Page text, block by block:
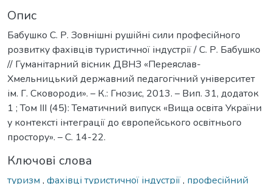
Опис
Бабушко С. Р. Зовнішні рушійні сили професійного
розвитку фахівців туристичної індустрії / С. Р. Бабушко
// Гуманітарний вісник ДВНЗ «Переяслав-
Хмельницький державний педагогічний університет
ім. Г. Сковороди». – К.: Гнозис, 2013. – Вип. 31, додаток
1 ; Том III (45): Тематичний випуск «Вища освіта України
у контексті інтеграції до європейського освітнього
простору». – С. 14-22.
Ключові слова
туризм , фахівці туристичної індустрії, професійний